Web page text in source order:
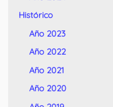
Histórico
Año 2023
Año 2022
Año 2021
Año 2020